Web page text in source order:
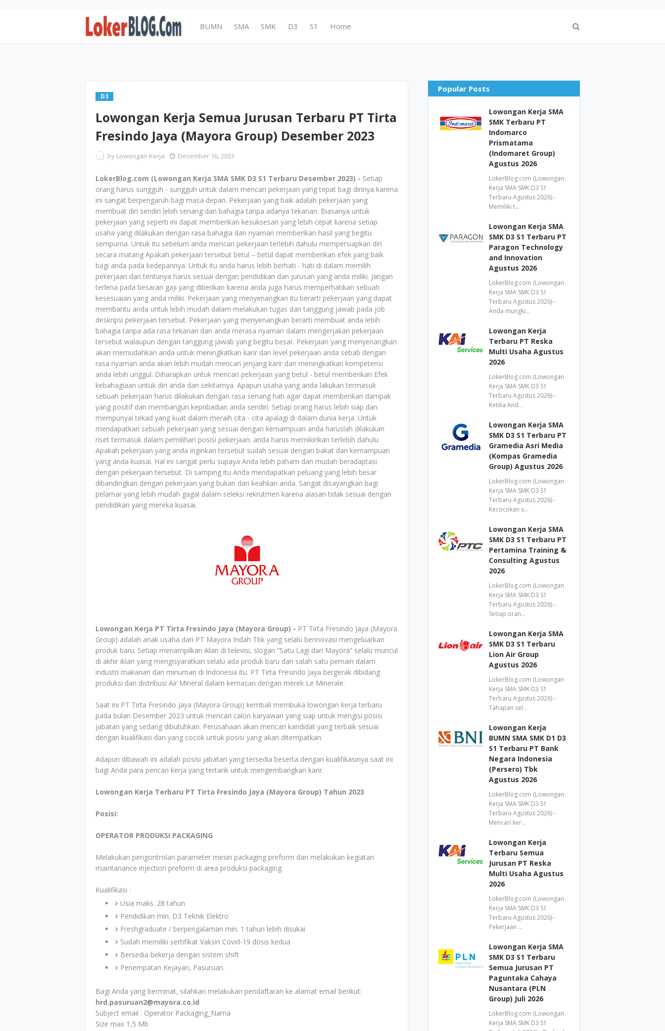
BUMN SMA SMK D3 S1 Home
D3
Lowongan Kerja Semua Jurusan Terbaru PT Tirta
Fresindo Jaya (Mayora Group) Desember 2023
by Lowongan Kerja Desember 16, 2023
LokerBlog.com (Lowongan Kerja SMA SMK D3 S1 Terbaru Desember 2023) - Setiap
orang harus sungguh - sungguh untuk dalam mencari pekerjaan yang tepat bagi dirinya karena
ini sangat berpengaruh bagi masa depan. Pekerjaan yang baik adalah pekerjaan yang
membuat diri sendiri lebih senang dan bahagia tanpa adanya tekanan. Biasanya untuk
pekerjaan yang seperti ini dapat memberikan kesuksesan yang lebih cepat karena setiap
usaha yang dilakukan dengan rasa bahagia dan nyaman memberikan hasil yang begitu
sempurna. Untuk itu sebelum anda mencari pekerjaan terlebih dahulu mempersiapkan diri
secara matang Apakah pekerjaan tersebut betul – betul dapat memberikan efek yang baik
bagi anda pada kedepannya. Untuk itu anda harus lebih berhati - hati di dalam memilih
pekerjaan dan tentunya harus sesuai dengan pendidikan dan jurusan yang anda miliki. Jangan
terlena pada besaran gaji yang diberikan karena anda juga harus memperhatikan sebuah
kesesuaian yang anda miliki. Pekerjaan yang menyenangkan itu berarti pekerjaan yang dapat
membantu anda untuk lebih mudah dalam melakukan tugas dan tanggung jawab pada job
deskripsi pekerjaan tersebut. Pekerjaan yang menyenangkan berarti membuat anda lebih
bahagia tanpa ada rasa tekanan dan anda merasa nyaman dalam mengerjakan pekerjaan
tersebut walaupun dengan tanggung jawab yang begitu besar. Pekerjaan yang menyenangkan
akan memudahkan anda untuk meningkatkan karir dan level pekerjaan anda sebab dengan
rasa nyaman anda akan lebih mudah mencari jenjang karir dan meningkatkan kompetensi
anda lebih unggul. Diharapkan untuk mencari pekerjaan yang betul - betul memberikan Efek
kebahagiaan untuk diri anda dan sekitarnya. Apapun usaha yang anda lakukan termasuk
sebuah pekerjaan harus dilakukan dengan rasa senang hati agar dapat memberikan dampak
yang positif dan membangun kepribadian anda sendiri. Setiap orang harus lebih siap dan
mempunyai tekad yang kuat dalam meraih cita - cita apalagi di dalam dunia kerja. Untuk
mendapatkan sebuah pekerjaan yang sesuai dengan kemampuan anda haruslah dilakukan
riset termasuk dalam pemilihan posisi pekerjaan. anda harus memikirikan terlebih dahulu
Apakah pekerjaan yang anda inginkan tersebut sudah sesuai dengan bakat dan kemampuan
yang anda kuasai. Hal ini sangat perlu supaya Anda lebih paham dan mudah beradaptasi
dengan pekerjaan tersebut. Di samping itu Anda mendapatkan peluang yang lebih besar
dibandingkan dengan pekerjaan yang bukan dari keahlian anda. Sangat disayangkan bagi
pelamar yang lebih mudah gagal dalam seleksi rekrutmen karena alasan tidak sesuai dengan
pendidikan yang mereka kuasai.
Lowongan Kerja PT Tirta Fresindo Jaya (Mayora Group) - PT Tirta Fresindo Jaya (Mayora
Group) adalah anak usaha dari PT Mayora Indah Tbk yang selalu berinovasi mengeluarkan
produk baru. Setiap menampilkan iklan di televisi, slogan “Satu Lagi dari Mayora” selalu muncul
di akhir iklan yang mengisyaratkan selalu ada produk baru dari salah satu pemain dalam
industri makanan dan minuman di Indonesia itu. PT Tirta Fresindo Jaya bergerak dibidang
produksi dan distribusi Air Mineral dalam kemasan dengan merek Le Minerale.
Saat ini PT Tirta Fresindo Jaya (Mayora Group) kembali membuka lowongan kerja terbaru
pada bulan Desember 2023 untuk mencari calon karyawan yang siap untuk mengisi posisi
jabatan yang sedang dibutuhkan. Perusahaan akan mencari kandidat yang terbaik sesuai
dengan kualifikasi dan yang cocok untuk posisi yang akan ditempatkan.
Adapun dibawah ini adalah posisi jabatan yang tersedia beserta dengan kualifikasinya saat ini
bagi Anda para pencari kerja yang tertarik untuk mengembangkan karir.
Lowongan Kerja Terbaru PT Tirta Fresindo Jaya (Mayora Group) Tahun 2023
Posisi:
OPERATOR PRODUKSI PACKAGING
Melakukan pengontrolan parameter mesin packaging preform dan melakukan kegiatan
maintanance injection preform di area produksi packaging.
Kualifikasi :
Usia maks. 28 tahun
Pendidikan min. D3 Teknik Elektro
Freshgraduate / berpengalaman min. 1 tahun lebih disukai
Sudah memiliki sertifikat Vaksin Covid-19 dosis kedua
Bersedia bekerja dengan sistem shift
Penempatan Kejayan, Pasuruan.
Bagi Anda yang berminat, silahkan melakukan pendaftaran ke alamat email berikut:
hrd.pasuruan2@mayora.co.id
Subject email : Operator Packaging_Nama
Size max 1,5 Mb
Popular Posts
Lowongan Kerja SMA
SMK Terbaru PT
Indomarco
Prismatama
(Indomaret Group)
Agustus 2026
LokerBlog.com (Lowongan
Kerja SMA SMK D3 S1
Terbaru Agustus 2026) -
Memiliki t…
Lowongan Kerja SMA
SMK D3 S1 Terbaru PT
Paragon Technology
and Innovation
Agustus 2026
LokerBlog.com (Lowongan
Kerja SMA SMK D3 S1
Terbaru Agustus 2026) -
Anda mungki…
Lowongan Kerja
Terbaru PT Reska
Multi Usaha Agustus
2026
LokerBlog.com (Lowongan
Kerja SMA SMK D3 S1
Terbaru Agustus 2026) -
Ketika And…
Lowongan Kerja SMA
SMK D3 S1 Terbaru PT
Gramedia Asri Media
(Kompas Gramedia
Group) Agustus 2026
LokerBlog.com (Lowongan
Kerja SMA SMK D3 S1
Terbaru Agustus 2026) -
Kecocokan s…
Lowongan Kerja SMA
SMK D3 S1 Terbaru PT
Pertamina Training &
Consulting Agustus
2026
LokerBlog.com (Lowongan
Kerja SMA SMK D3 S1
Terbaru Agustus 2026) -
Setiap oran…
Lowongan Kerja SMA
SMK D3 S1 Terbaru
Lion Air Group
Agustus 2026
LokerBlog.com (Lowongan
Kerja SMA SMK D3 S1
Terbaru Agustus 2026) -
Tahapan sel…
Lowongan Kerja
BUMN SMA SMK D1 D3
S1 Terbaru PT Bank
Negara Indonesia
(Persero) Tbk
Agustus 2026
LokerBlog.com (Lowongan
Kerja SMA SMK D3 S1
Terbaru Agustus 2026) -
Mencari ker…
Lowongan Kerja
Terbaru Semua
Jurusan PT Reska
Multi Usaha Agustus
2026
LokerBlog.com (Lowongan
Kerja SMA SMK D3 S1
Terbaru Agustus 2026) -
Pekerjaan …
Lowongan Kerja SMA
SMK D3 S1 Terbaru
Semua Jurusan PT
Paguntaka Cahaya
Nusantara (PLN
Group) Juli 2026
LokerBlog.com (Lowongan
Kerja SMA SMK D3 S1